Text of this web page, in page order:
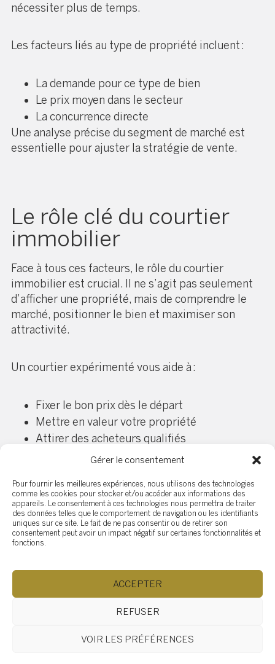
Gérer le consentement
Pour fournir les meilleures expériences, nous utilisons des technologies
comme les cookies pour stocker et/ou accéder aux informations des
appareils. Le consentement à ces technologies nous permettra de traiter
des données telles que le comportement de navigation ou les identifiants
uniques sur ce site. Le fait de ne pas consentir ou de retirer son
consentement peut avoir un impact négatif sur certaines fonctionnalités et
fonctions.
ACCEPTER
REFUSER
VOIR LES PRÉFÉRENCES
nécessiter plus de temps.
Les facteurs liés au type de propriété incluent :
La demande pour ce type de bien
Le prix moyen dans le secteur
La concurrence directe
Une analyse précise du segment de marché est
essentielle pour ajuster la stratégie de vente.
Le rôle clé du courtier
immobilier
Face à tous ces facteurs, le rôle du courtier
immobilier est crucial. Il ne s’agit pas seulement
d’afficher une propriété, mais de comprendre le
marché, positionner le bien et maximiser son
attractivité.
Un courtier expérimenté vous aide à :
Fixer le bon prix dès le départ
Mettre en valeur votre propriété
Attirer des acheteurs qualifiés
Négocier efficacement les offres
considérablement le délai de vente tout en
optimisant le prix obtenu.
En résumé, le délai de vente d’une propriété au
interconnectés : le marché, le prix, l’emplacement,
la présentation et la stratégie de mise en marché.
Une bonne préparation et un accompagnement
professionnel font toute la différence pour vendre
rapidement et efficacement.